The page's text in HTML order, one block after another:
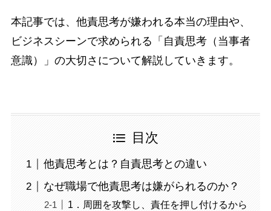
本記事では、他責思考が嫌われる本当の理由や、
ビジネスシーンで求められる「自責思考（当事者
意識）」の大切さについて解説していきます。
目次
他責思考とは？自責思考との違い
なぜ職場で他責思考は嫌がられるのか？
1．周囲を攻撃し、責任を押し付けるから